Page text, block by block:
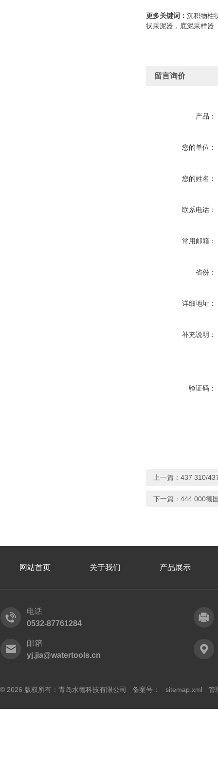
更多关键词： 沉积物柱
状采泥器，底泥采样器
留言询价
产品：
您的单位：
您的姓名：
联系电话：
常用邮箱：
省份：
详细地址：
补充说明：
验证码：
上一篇： 437 310/
下一篇： 444 000德
网站首页 关于我们 产品展示
电话
0532-87761284
邮箱
yj.jia@watertools.cn
© 2026 版权所有：青岛水德科技有限公司 备案号： sitemap.xml 管